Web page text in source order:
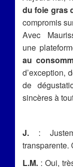
du foie gras
compromis
Avec
une
au
d’exception,
de
sincères à
J. :
transparente.
L.M. : Oui,